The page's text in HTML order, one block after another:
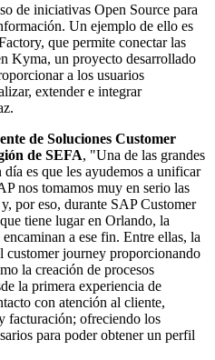
de iniciativas Open Source para
Un ejemplo de ello es
que permite conectar las
Kyma, un proyecto desarrollado
a los usuarios
extender e integrar
de Soluciones Customer
de SEFA, "Una de las grandes
es que les ayudemos a unificar
nos tomamos muy en serio las
por eso, durante SAP Customer
tiene lugar en Orlando, la
a ese fin. Entre ellas, la
journey proporcionando
la creación de procesos
la primera experiencia de
con atención al cliente,
facturación; ofreciendo los
para poder obtener un perfil